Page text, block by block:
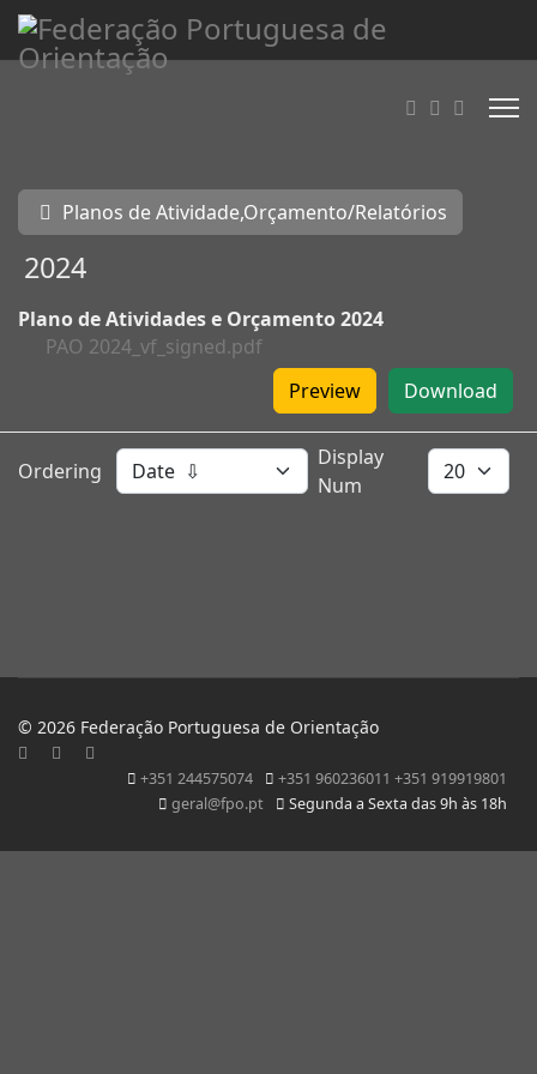
Planos de Atividade,Orçamento/Relatórios
2024
Plano de Atividades e Orçamento 2024
PAO 2024_vf_signed.pdf
Download
Preview
Ordering
Display
Num
© 2026 Federação Portuguesa de Orientação
+351 244575074
+351 960236011 +351 919919801
geral@fpo.pt
Segunda a Sexta das 9h às 18h